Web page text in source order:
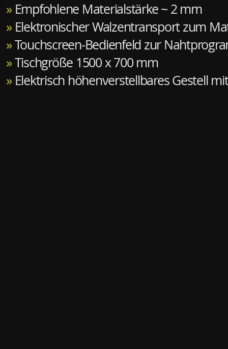
»Empfohlene Materialstärke ~ 2 mm
»Elektronischer Walzentransport zum
»Touchscreen-Bedienfeld zur
»Tischgröße 1500 x 700 mm
»Elektrisch höhenverstellbares Gestell mit